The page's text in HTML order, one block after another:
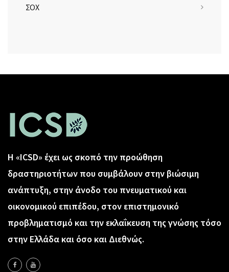
ΣΟΧ
Η «ICSD» έχει ως σκοπό την προώθηση
δραστηριοτήτων που συμβάλουν στην βιώσιμη
ανάπτυξη, στην άνοδο του πνευματικού και
οικονομικού επιπέδου, στον επιστημονικό
προβληματισμό και την εκλαΐκευση της γνώσης τόσο
στην Ελλάδα και όσο και Διεθνώς.